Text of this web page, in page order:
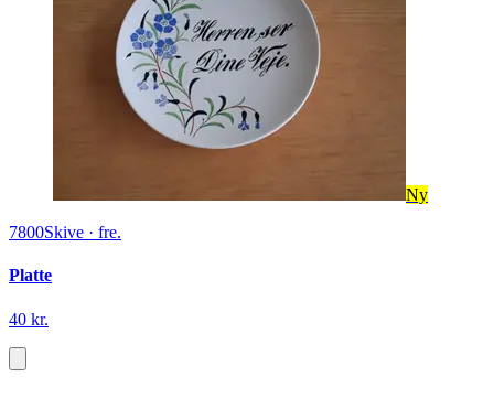
Ny
7800Skive · fre.
Platte
40 kr.